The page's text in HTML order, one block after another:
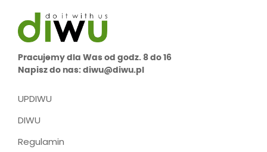
Pracujemy dla Was od godz. 8 do 16
Napisz do nas: diwu@diwu.pl
UPDIWU
DIWU
Regulamin